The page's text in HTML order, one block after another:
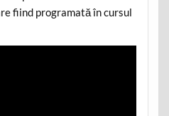
fiind programată în cursul